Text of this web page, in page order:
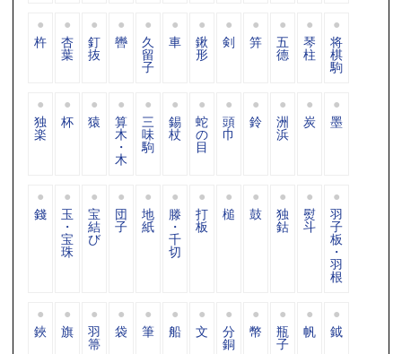
杵 杏
葉
釘
抜
轡 久
留
子
車 鍬
形
剣 笄 五
德
琴
柱
将
棋
駒
独
楽
杯 猿 算
木
・
木
三
味
駒
錫
杖
蛇
の
目
頭
巾
鈴 洲
浜
炭 墨
錢 玉
・
宝
珠
宝
結
び
団
子
地
紙
滕
・
千
切
打
板
槌 鼓 独
鈷
熨
斗
羽
子
板
・
羽
根
鋏 旗 羽
箒
袋 筆 船 文 分
銅
幣 瓶
子
帆 鉞